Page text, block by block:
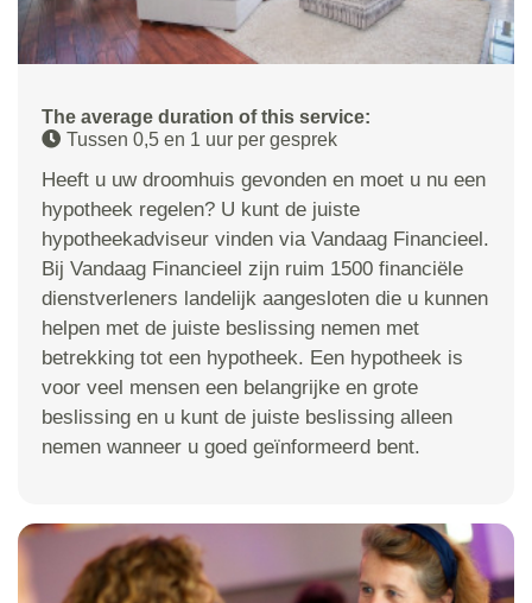
The average duration of this service:
Tussen 0,5 en 1 uur per gesprek
Heeft u uw droomhuis gevonden en moet u nu een
hypotheek regelen? U kunt de juiste
hypotheekadviseur vinden via Vandaag Financieel.
Bij Vandaag Financieel zijn ruim 1500 financiële
dienstverleners landelijk aangesloten die u kunnen
helpen met de juiste beslissing nemen met
betrekking tot een hypotheek. Een hypotheek is
voor veel mensen een belangrijke en grote
beslissing en u kunt de juiste beslissing alleen
nemen wanneer u goed geïnformeerd bent.